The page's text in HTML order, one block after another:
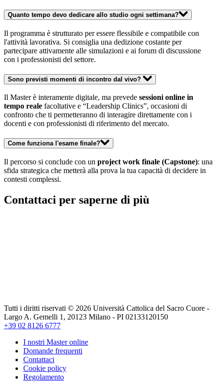
Quanto tempo devo dedicare allo studio ogni settimana?
Il programma è strutturato per essere flessibile e compatibile con
l'attività lavorativa. Si consiglia una dedizione costante per
partecipare attivamente alle simulazioni e ai forum di discussione
con i professionisti del settore.
Sono previsti momenti di incontro dal vivo?
Il Master è interamente digitale, ma prevede sessioni online in
tempo reale facoltative e “Leadership Clinics”, occasioni di
confronto che ti permetteranno di interagire direttamente con i
docenti e con professionisti di riferimento del mercato.
Come funziona l'esame finale?
Il percorso si conclude con un project work finale (Capstone): una
sfida strategica che metterà alla prova la tua capacità di decidere in
contesti complessi.
Contattaci per saperne di più
Tutti i diritti riservati © 2026 Università Cattolica del Sacro Cuore -
Largo A. Gemelli 1, 20123 Milano - PI 02133120150
+39 02 8126 6777
I nostri Master online
Domande frequenti
Contattaci
Cookie policy
Regolamento